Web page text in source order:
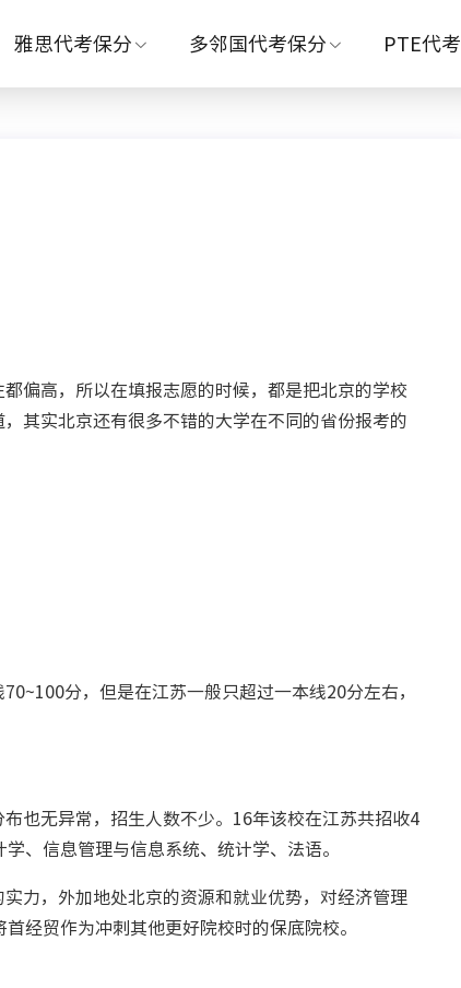
雅思代考保分 多邻国代考保分 PTE代考
偏高，所以在填报志愿的时候，都是把北京的学校
其实北京还有很多不错的大学在不同的省份报考的
分，但是在江苏一般只超过一本线20分左右，
也无异常，招生人数不少。16年该校在江苏共招收4
、信息管理与信息系统、统计学、法语。
力，外加地处北京的资源和就业优势，对经济管理
经贸作为冲刺其他更好院校时的保底院校。